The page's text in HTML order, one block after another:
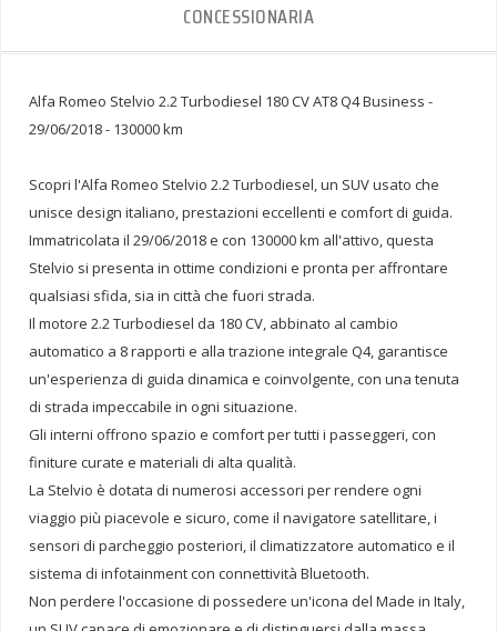
CONCESSIONARIA
Alfa Romeo Stelvio 2.2 Turbodiesel 180 CV AT8 Q4 Business -
29/06/2018 - 130000 km
Scopri l'Alfa Romeo Stelvio 2.2 Turbodiesel, un SUV usato che
unisce design italiano, prestazioni eccellenti e comfort di guida.
Immatricolata il 29/06/2018 e con 130000 km all'attivo, questa
Stelvio si presenta in ottime condizioni e pronta per affrontare
qualsiasi sfida, sia in città che fuori strada.
Il motore 2.2 Turbodiesel da 180 CV, abbinato al cambio
automatico a 8 rapporti e alla trazione integrale Q4, garantisce
un'esperienza di guida dinamica e coinvolgente, con una tenuta
di strada impeccabile in ogni situazione.
Gli interni offrono spazio e comfort per tutti i passeggeri, con
finiture curate e materiali di alta qualità.
La Stelvio è dotata di numerosi accessori per rendere ogni
viaggio più piacevole e sicuro, come il navigatore satellitare, i
sensori di parcheggio posteriori, il climatizzatore automatico e il
sistema di infotainment con connettività Bluetooth.
Non perdere l'occasione di possedere un'icona del Made in Italy,